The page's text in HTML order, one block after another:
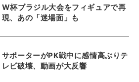
W杯ブラジル大会をフィギュアで再
現、あの「迷場面」も
サポーターがPK戦中に感情高ぶりテ
レビ破壊、動画が大反響